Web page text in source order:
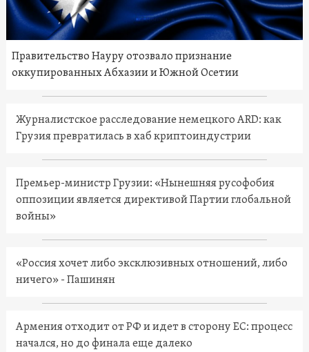
Правительство Науру отозвало признание
оккупированных Абхазии и Южной Осетии
Журналистское расследование немецкого ARD: как
Грузия превратилась в хаб криптоиндустрии
Премьер-министр Грузии: «Нынешняя русофобия
оппозиции является директивой Партии глобальной
войны»
«Россия хочет либо эксклюзивных отношений, либо
ничего» - Пашинян
Армения отходит от РФ и идет в сторону ЕС: процесс
начался, но до финала еще далеко